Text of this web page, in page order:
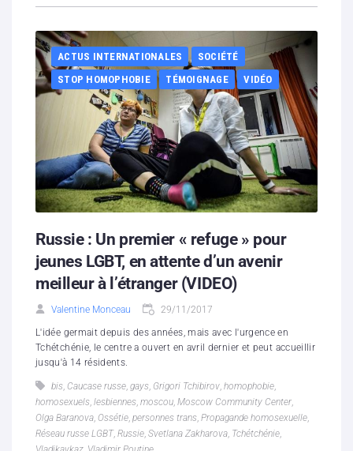
ACTUS INTERNATIONALES
SOCIÉTÉ
STOP HOMOPHOBIE
TÉMOIGNAGE VIDÉO
Russie : Un premier « refuge » pour
jeunes LGBT, en attente d’un avenir
meilleur à l’étranger (VIDEO)
Valentine Monceau 29/11/2017
L'idée germait depuis des années, mais avec l'urgence en
Tchétchénie, le centre a ouvert en avril dernier et peut accueillir
jusqu'à 14 résidents.
bis, Caucase russe, gays, Grigori Tchibirov, homophobie,
homosexuels, lesbiennes, moscou, Moscow Community Center,
Olga Baranova, Ossétie, personnes trans, Propagande homosexuelle,
Réseau russe LGBT, Russie, Svetlana Zakharova, Tchétchénie,